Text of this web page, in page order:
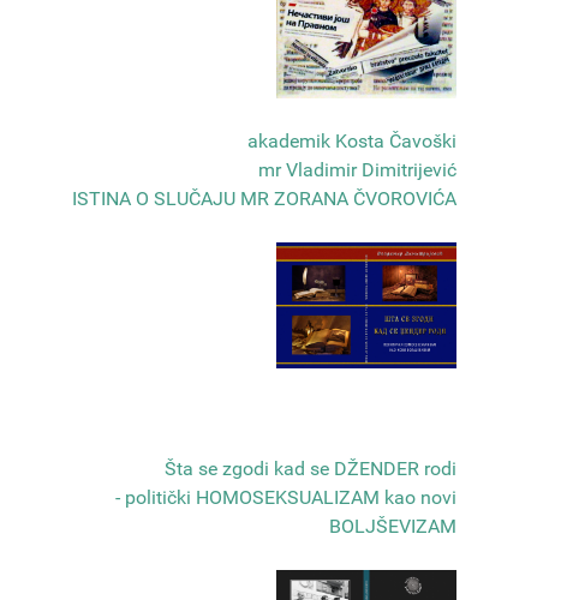
akademik Kosta Čavoški
mr Vladimir Dimitrijević
ISTINA O SLUČAJU MR ZORANA ČVOROVIĆA
Šta se zgodi kad se DŽENDER rodi
- politički HOMOSEKSUALIZAM kao novi
BOLJŠEVIZAM